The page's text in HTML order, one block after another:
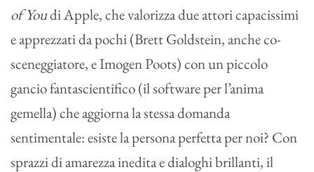
of Youdi Apple, che valorizza due attori capacissimi
e apprezzati da pochi (Brett Goldstein, anche co-
sceneggiatore, e Imogen Poots) con un piccolo
gancio fantascientifico (il software per l’anima
gemella) che aggiorna la stessa domanda
sentimentale: esiste la persona perfetta per noi? Con
sprazzi di amarezza inedita e dialoghi brillanti, il